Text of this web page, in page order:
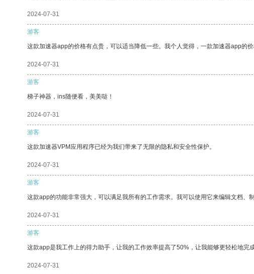
2024-07-31
游客
这款加速器app的价格有点贵，可以适当降低一些。我个人觉得，一款加速器app的价
2024-07-31
游客
梯子神器，ins随便看，美美哒！
2024-07-31
游客
这款加速器VPM应用程序已经为我们带来了无限的隐私和安全性保护。
2024-07-31
游客
这款app的功能非常强大，可以满足我所有的工作需求。我可以使用它来编辑文档、
2024-07-31
游客
这款app是我工作上的得力助手，让我的工作效率提高了50%，让我能够更轻松地完成
2024-07-31